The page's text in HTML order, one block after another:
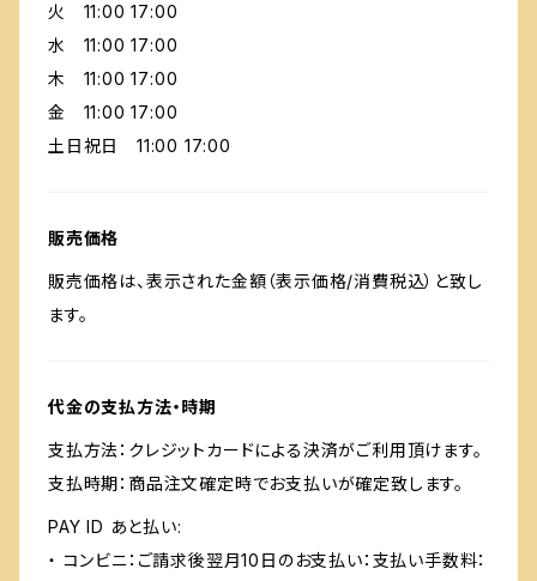
火 11:00 17:00
水 11:00 17:00
木 11:00 17:00
金 11:00 17:00
土日祝日 11:00 17:00
販売価格
販売価格は、表示された金額（表示価格/消費税込）と致し
ます。
代金の支払方法・時期
支払方法：クレジットカードによる決済がご利用頂けます。
支払時期：商品注文確定時でお支払いが確定致します。
PAY ID あと払い:
・ コンビニ：ご請求後翌月10日のお支払い：支払い手数料：